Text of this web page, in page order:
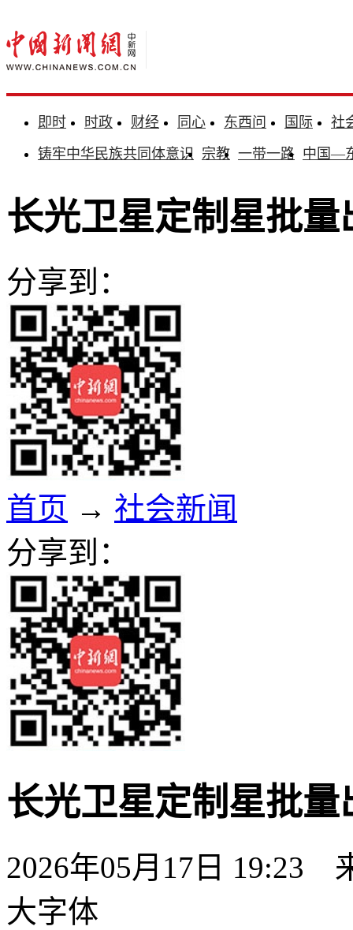
即时 时政 财经 同心 东西问 国际
社
铸牢中华民族共同体意识 宗教 一带一路 中国—
长光卫星定制星批
分享到：
首页 → 社会新闻
分享到：
长光卫星定制星批
2026年05月17日 19:23
大字体